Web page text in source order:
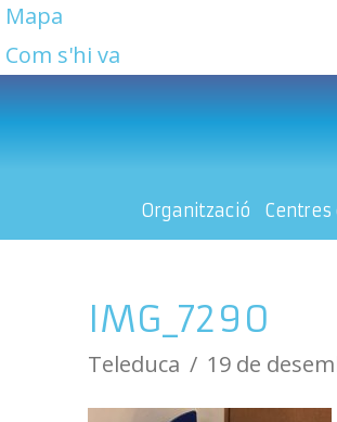
Mapa
Com s'hi va
Organització
IMG_7290
Teleduca 19 de